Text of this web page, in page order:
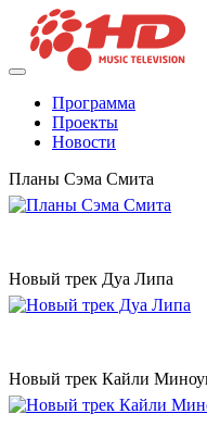
Программа
Проекты
Новости
Планы Сэма Смита
Новый трек Дуа Липа
Новый трек Кайли